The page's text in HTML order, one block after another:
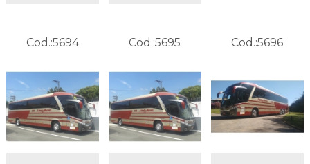
Cod.:5694 Cod.:5695 Cod.:5696